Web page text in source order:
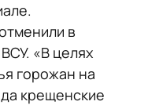
в
«В целях
горожан на
крещенские